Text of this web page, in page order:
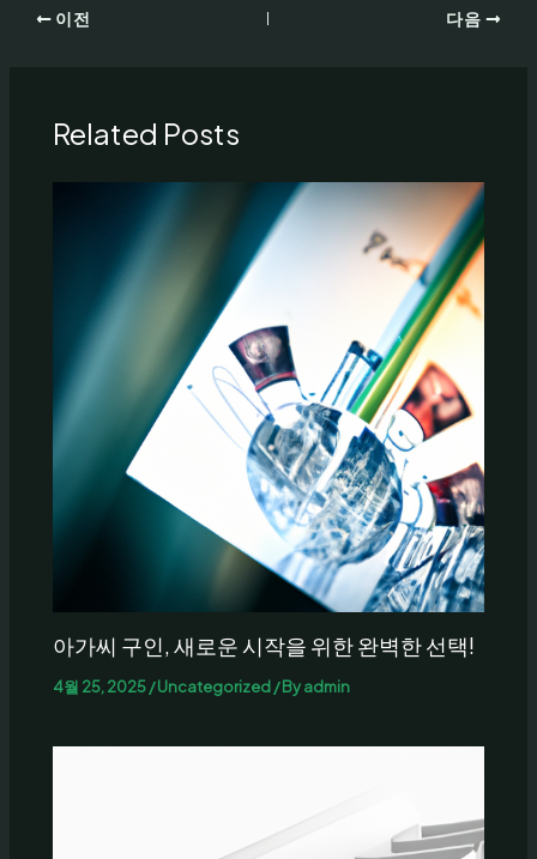
이전 다음
Related Posts
아가씨 구인, 새로운 시작을 위한 완벽한 선택!
4월 25, 2025/Uncategorized/ Byadmin